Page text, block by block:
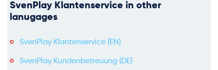
SvenPlay Klantenservice in other
lanugages
SvenPlay Klantenservice (EN)
SvenPlay Kundenbetreuung (DE)